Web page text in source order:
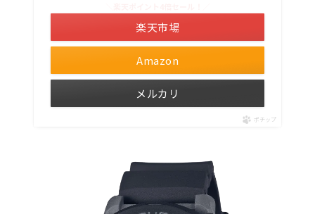
Amazon
楽天市場
メルカリ
ポチップ